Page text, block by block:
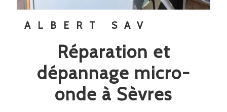
ALBERT SAV
réparation et
dépannage micro-
onde à Sèvres